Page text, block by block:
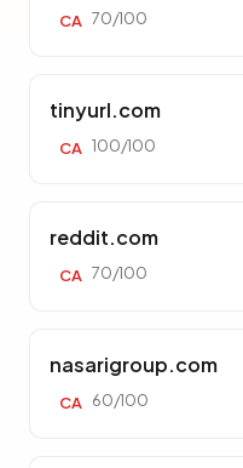
CA 70/100
tinyurl.com
CA 100/100
reddit.com
CA 70/100
nasarigroup.com
CA 60/100